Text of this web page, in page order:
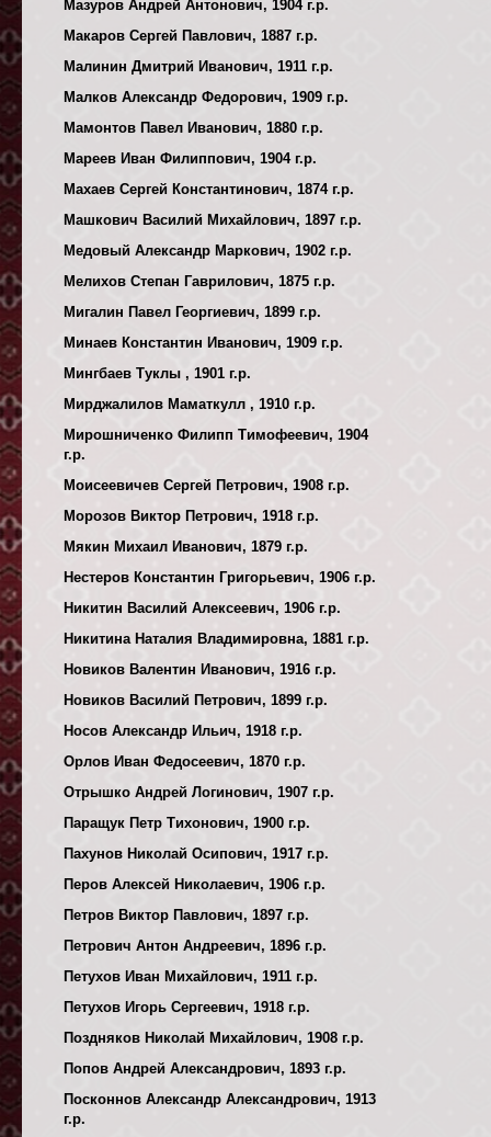
Мазуров Андрей Антонович, 1904 г.р.
Макаров Сергей Павлович, 1887 г.р.
Малинин Дмитрий Иванович, 1911 г.р.
Малков Александр Федорович, 1909 г.р.
Мамонтов Павел Иванович, 1880 г.р.
Мареев Иван Филиппович, 1904 г.р.
Махаев Сергей Константинович, 1874 г.р.
Машкович Василий Михайлович, 1897 г.р.
Медовый Александр Маркович, 1902 г.р.
Мелихов Степан Гаврилович, 1875 г.р.
Мигалин Павел Георгиевич, 1899 г.р.
Минаев Константин Иванович, 1909 г.р.
Мингбаев Туклы , 1901 г.р.
Мирджалилов Маматкулл , 1910 г.р.
Мирошниченко Филипп Тимофеевич, 1904
г.р.
Моисеевичев Сергей Петрович, 1908 г.р.
Морозов Виктор Петрович, 1918 г.р.
Мякин Михаил Иванович, 1879 г.р.
Нестеров Константин Григорьевич, 1906 г.р.
Никитин Василий Алексеевич, 1906 г.р.
Никитина Наталия Владимировна, 1881 г.р.
Новиков Валентин Иванович, 1916 г.р.
Новиков Василий Петрович, 1899 г.р.
Носов Александр Ильич, 1918 г.р.
Орлов Иван Федосеевич, 1870 г.р.
Отрышко Андрей Логинович, 1907 г.р.
Паращук Петр Тихонович, 1900 г.р.
Пахунов Николай Осипович, 1917 г.р.
Перов Алексей Николаевич, 1906 г.р.
Петров Виктор Павлович, 1897 г.р.
Петрович Антон Андреевич, 1896 г.р.
Петухов Иван Михайлович, 1911 г.р.
Петухов Игорь Сергеевич, 1918 г.р.
Поздняков Николай Михайлович, 1908 г.р.
Попов Андрей Александрович, 1893 г.р.
Посконнов Александр Александрович, 1913
г.р.